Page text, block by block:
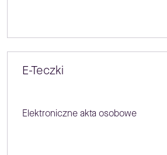
E-Teczki
Elektroniczne akta osobowe